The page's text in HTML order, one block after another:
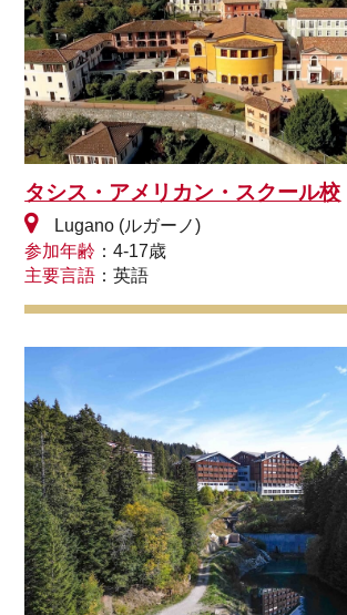
タシス・アメリカン・スクール校
Lugano (ルガーノ)
参加年齢 ：4-17歳
主要言語 ：英語